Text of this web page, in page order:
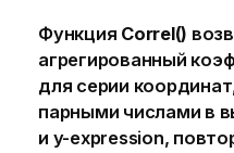
Функция Correl()
агрегированный
для серии
парными числами в
и y-expression,